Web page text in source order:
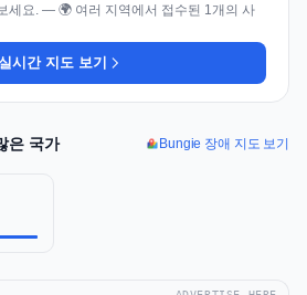
세요. — 🌍 여러 지역에서 접수된 1개의 사
시간 지도 보기
은 국가 Bungie 장애 지도 보기